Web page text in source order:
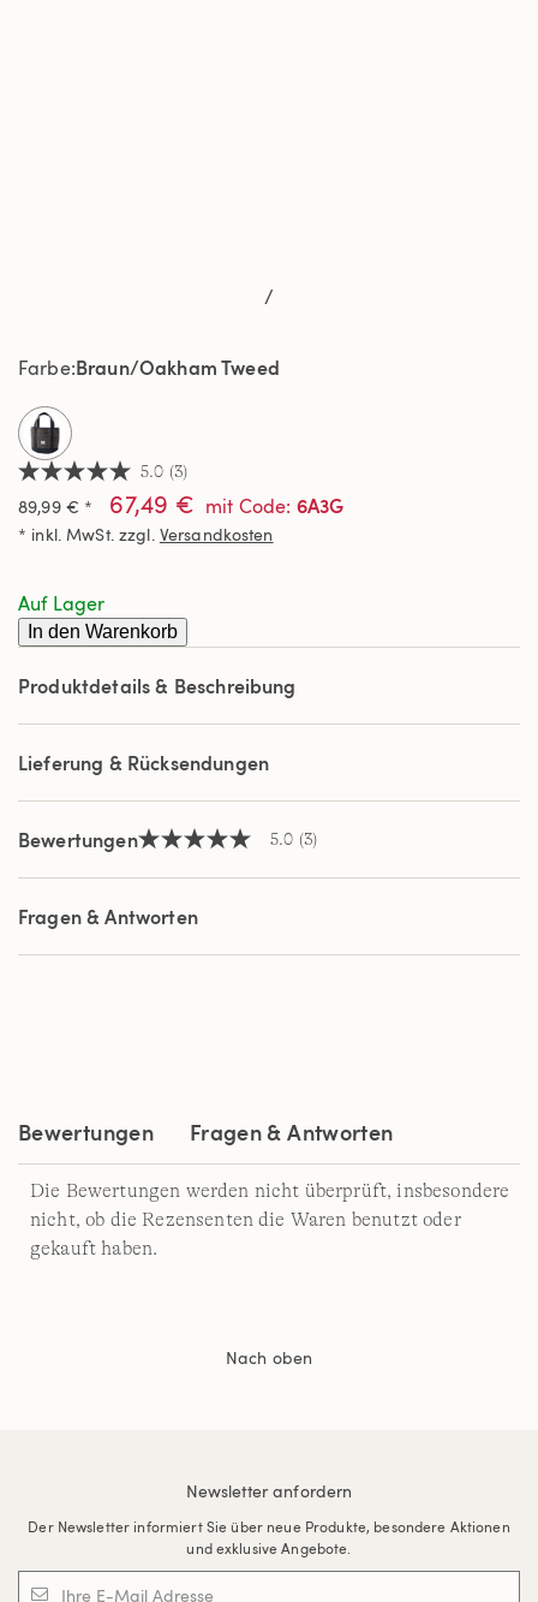
/
5.0
von
5
Sternen,
Bewertung.
Read
Reviews.
auf
Seite.
5.0 (3)
89,99 € * 67,49 € mit Code: 6A3G
* inkl. MwSt. zzgl. Versandkosten
Farbe Braun/Oakham Tweed
selected
Auf Lager
In den Warenkorb
Produktdetails & Beschreibung
Lieferung & Rücksendungen
Bewertungen5.0
5
Sternen,
Durchschnittswert
Bewertung.
5.0 (3)
Fragen & Antworten
Bewertungen Fragen & Antworten
Die Bewertungen werden nicht überprüft, insbesondere
nicht, ob die Rezensenten die Waren benutzt oder
gekauft haben.
Nach oben
Newsletter anfordern
Der Newsletter informiert Sie über neue Produkte, besondere Aktionen
und exklusive Angebote.